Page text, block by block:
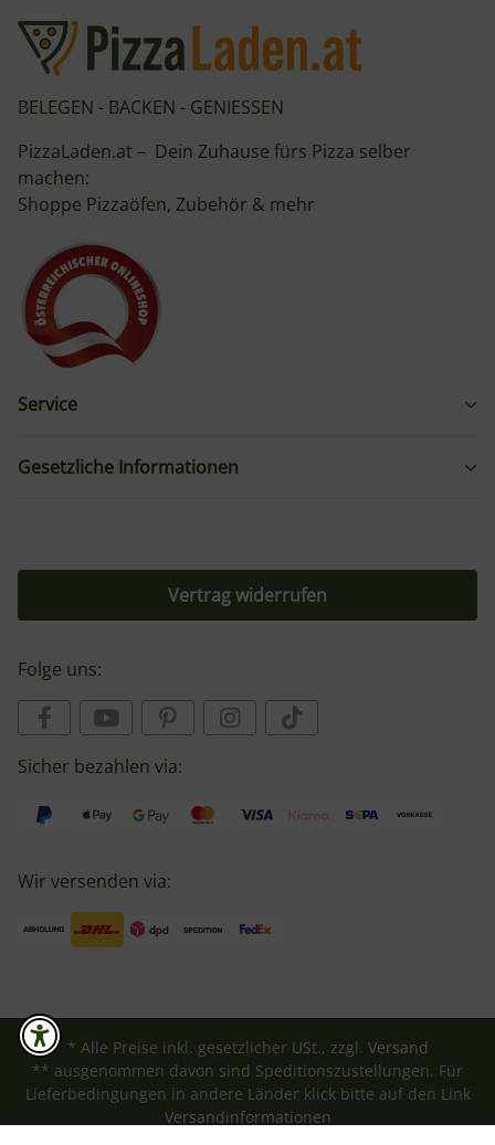
BELEGEN - BACKEN - GENIESSEN
PizzaLaden.at – Dein Zuhause fürs Pizza selber
machen:
Shoppe Pizzaöfen, Zubehör & mehr
Service
Gesetzliche Informationen
Vertrag widerrufen
Folge uns:
Sicher bezahlen via:
Wir versenden via:
* Alle Preise inkl. gesetzlicher USt., zzgl. Versand
** ausgenommen davon sind Speditionszustellungen. Für
Lieferbedingungen in andere Länder klick bitte auf den Link
Versandinformationen